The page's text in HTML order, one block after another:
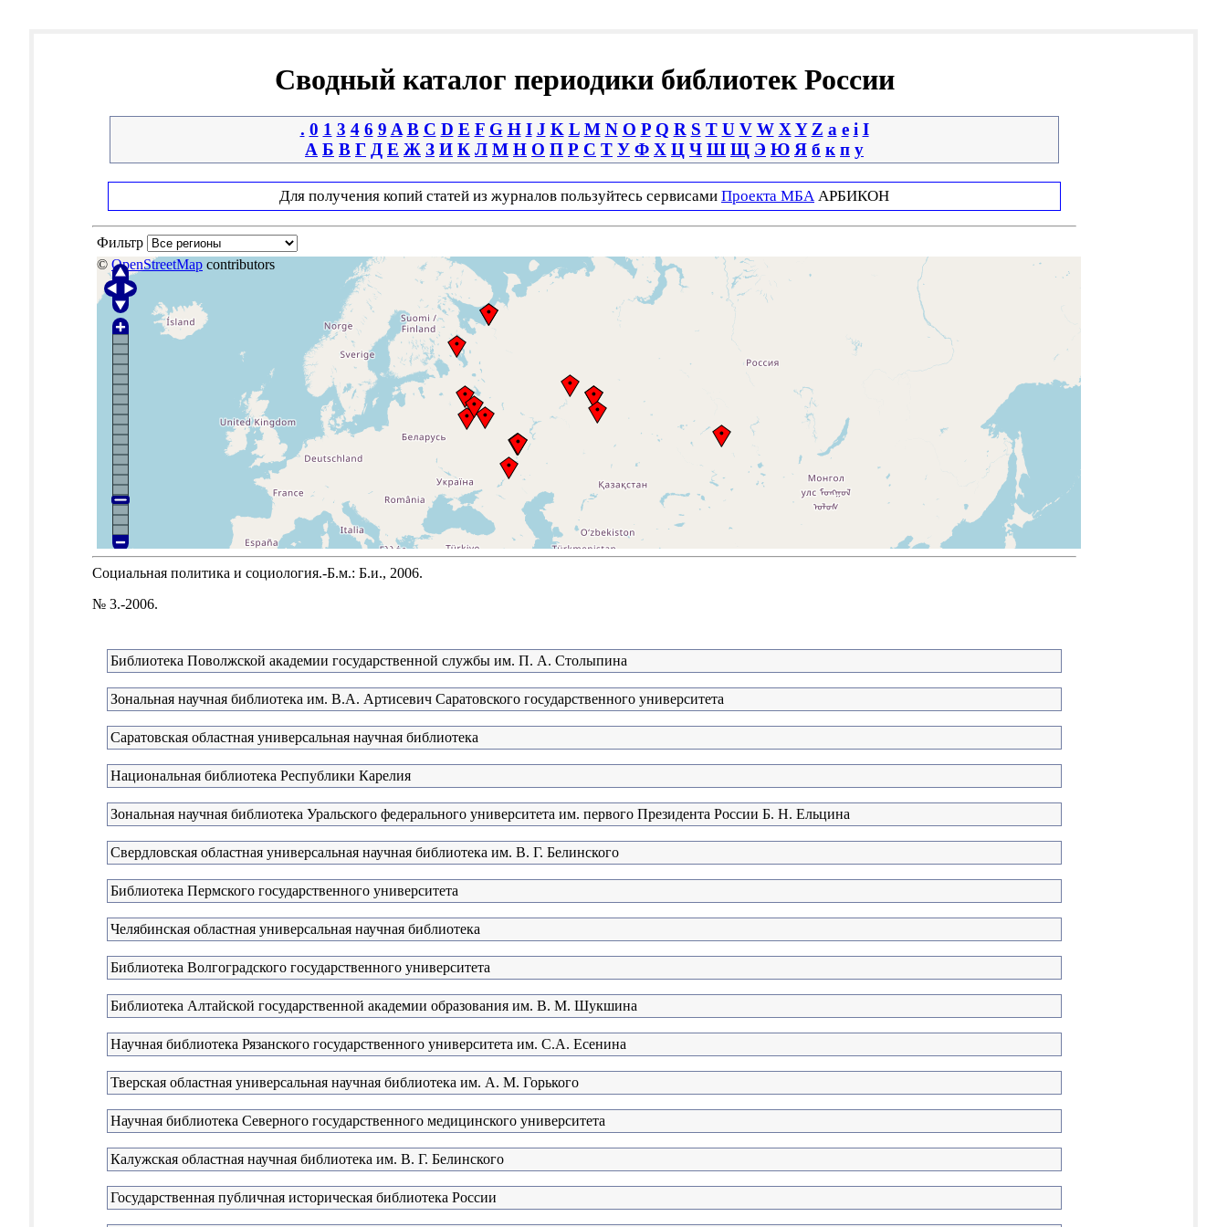
Сводный каталог периодики библиотек России
. 0 1 3 4 6 9 A B C D E F G H I J K L M N O P Q R S T U V W X Y Z a e i І
А Б В Г Д Е Ж З И К Л М Н О П Р С Т У Ф Х Ц Ч Ш Щ Э Ю Я б к п у
Для получения копий статей из журналов пользуйтесь сервисами Проекта МБА АРБИКОН
Фильтр
© OpenStreetMap contributors
Социальная политика и социология.-Б.м.: Б.и., 2006.
№ 3.-2006.
Библиотека Поволжской академии государственной службы им. П. А. Столыпина
Зональная научная библиотека им. В.А. Артисевич Саратовского государственного университета
Саратовская областная универсальная научная библиотека
Национальная библиотека Республики Карелия
Зональная научная библиотека Уральского федерального университета им. первого Президента России Б. Н. Ельцина
Свердловская областная универсальная научная библиотека им. В. Г. Белинского
Библиотека Пермского государственного университета
Челябинская областная универсальная научная библиотека
Библиотека Волгоградского государственного университета
Библиотека Алтайской государственной академии образования им. В. М. Шукшина
Научная библиотека Рязанского государственного университета им. С.А. Есенина
Тверская областная универсальная научная библиотека им. А. М. Горького
Научная библиотека Северного государственного медицинского университета
Калужская областная научная библиотека им. В. Г. Белинского
Государственная публичная историческая библиотека России